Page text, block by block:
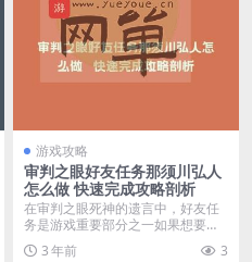
游戏攻略
审判之眼好友任务那须川弘人
怎么做 快速完成攻略剖析
在审判之眼死神的遗言中，好友任
务是游戏重要部分之一如果想要某
位游戏角色成为自己亲...
3 年前 3